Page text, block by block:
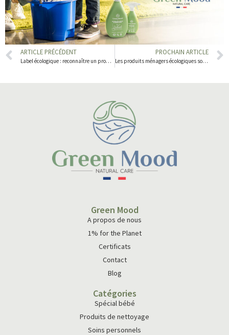
ARTICLE PRÉCÉDENT
Label écologique : reconnaître un produit d’entretien écologique
PROCHAIN ARTICLE
Les produits ménagers écologiques sont-ils vraiment efficaces ?
Green Mood
A propos de nous
1% for the Planet
Certificats
Contact
Blog
Catégories
Spécial bébé
Produits de nettoyage
Soins personnels